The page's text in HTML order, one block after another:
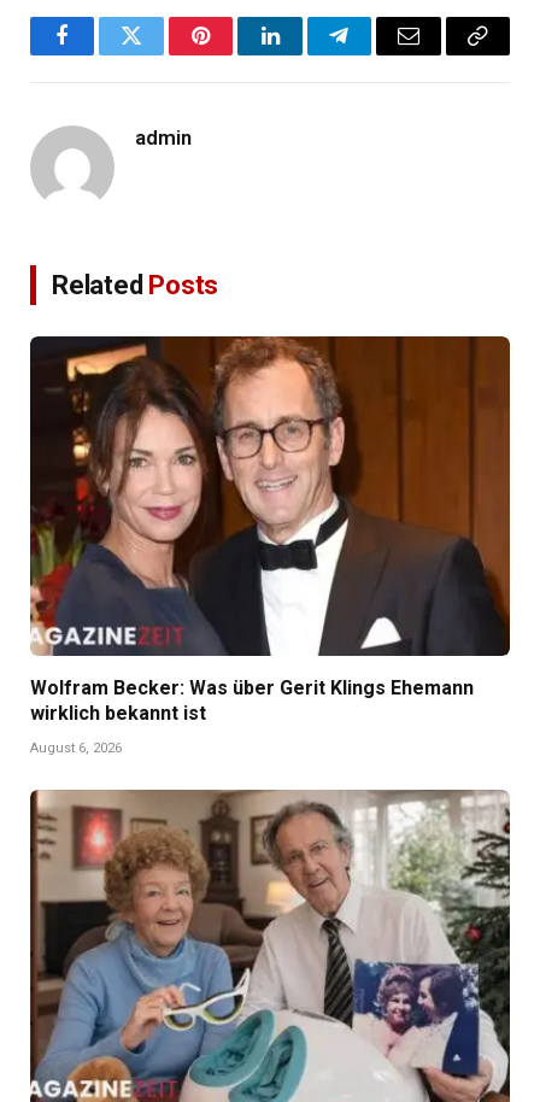
FacebookTwitter PinterestLinkedInTelegramEmail
Copy
admin
Related Posts
Wolfram Becker: Was über Gerit Klings Ehemann
wirklich bekannt ist
August 6, 2026